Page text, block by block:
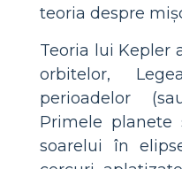
teoria despre
Teoria lui Kepler
orbitelor,
perioadelor
Primele planete
soarelui în